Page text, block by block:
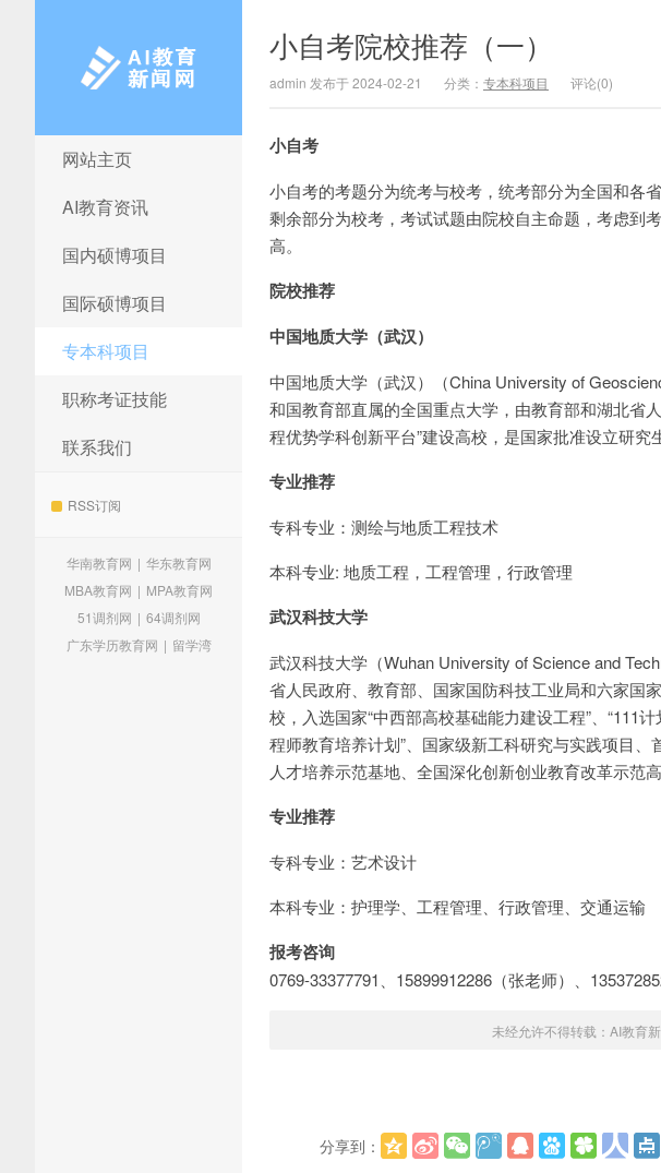
AI教育新闻网
网站主页
AI教育资讯
国内硕博项目
国际硕博项目
专本科项目
职称考证技能
联系我们
RSS订阅
华南教育网 | 华东教育网
MBA教育网 | MPA教育网
51调剂网 | 64调剂网
广东学历教育网 | 留学湾
小自考院校推荐（一）
admin 发布于 2024-02-21 分类： 专本科项目 评论(0)
小自考
小自考的考题分为统考与校考，统考部分为全国和各
剩余部分为校考，考试试题由院校自主命题，考虑到
高。
院校推荐
中国地质大学（武汉）
中国地质大学（武汉）（China University of
和国教育部直属的全国重点大学，由教育部和湖北省
程优势学科创新平台”建设高校，是国家批准设立研究
专业推荐
专科专业：测绘与地质工程技术
本科专业: 地质工程，工程管理，行政管理
武汉科技大学
武汉科技大学（Wuhan University of Science and
省人民政府、教育部、国家国防科技工业局和六家国
校，入选国家“中西部高校基础能力建设工程”、“111
程师教育培养计划”、国家级新工科研究与实践项目
人才培养示范基地、全国深化创新创业教育改革示范高
专业推荐
专科专业：艺术设计
本科专业：护理学、工程管理、行政管理、交通运输
报考咨询
0769-33377791、15899912286（张老师）、
未经允许不得转载： AI教育
分享到：